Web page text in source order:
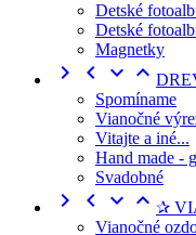
Detské
Detské
Magnetky
   
Spomíname
Vianočné
Vitajte a iné...
Hand made -
Svadobné
    ✰
Vianočné